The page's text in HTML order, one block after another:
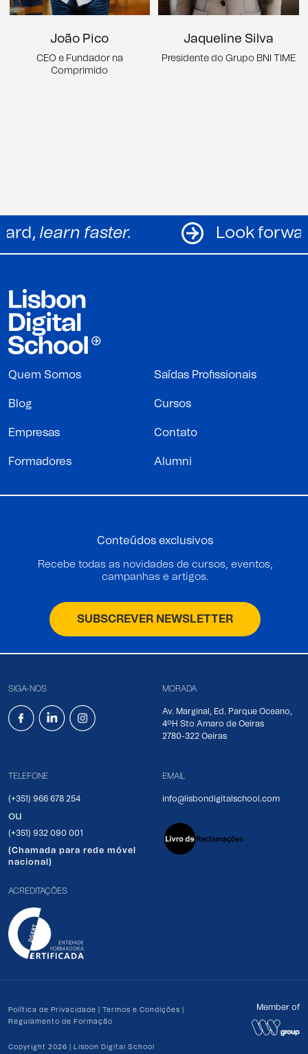
João Pico
CEO e Fundador na
Comprimido
Jaqueline Silva
Presidente do Grupo BNI TIME
forward, learn faster. Look
Quem Somos Saídas Profissionais
Blog Cursos
Empresas Contato
Formadores Alumni
Conteúdos exclusivos
Recebe todas as novidades de cursos, eventos,
campanhas e artigos.
SUBSCREVER NEWSLETTER
SIGA-NOS MORADA
Av. Marginal, Ed. Parque Oceano,
4ºH Sto Amaro de Oeiras
2780-322 Oeiras
TELEFONE
(+351) 966 678 254
ou
(+351) 932 090 001
(Chamada para rede móvel
nacional)
EMAIL
info@lisbondigitalschool.com
ACREDITAÇÕES
Política de Privacidade Termos e Condições
Regulamento de Formação
Copyright 2026 | Lisbon Digital School
Member of